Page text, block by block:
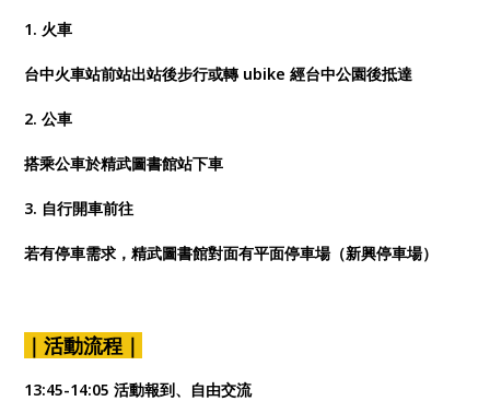
1. 火車
台中火車站前站出站後步行或轉 ubike 經台中公園後抵達
2. 公車
搭乘公車於精武圖書館站下車
3. 自行開車前往
若有停車需求，精武圖書館對面有平面停車場（新興停車場）
｜活動流程｜
13:45-14:05 活動報到、自由交流